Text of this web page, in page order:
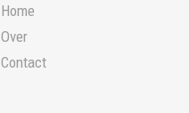
Home
Over
Contact